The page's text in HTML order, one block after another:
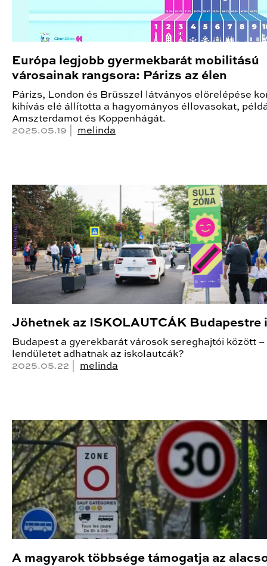
Európa legjobb gyermekbarát mobilitású
városainak rangsora: Párizs az élen
Párizs, London és Brüsszel látványos előrelépése
kihívás elé állította a hagyományos éllovasokat,
Amszterdamot és Koppenhágát.
2025.05.19 | melinda
Jöhetnek az ISKOLAUTCÁK Budapestre
Budapest a gyerekbarát városok sereghajtói között –
lendületet adhatnak az iskolautcák?
2025.05.22 | melinda
A magyarok többsége támogatja az